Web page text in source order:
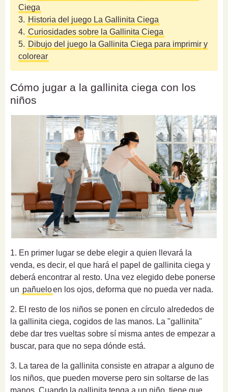
Ciega
3. Historia del juego La Gallinita Ciega
4. Curiosidades sobre la Gallinita Ciega
5. Dibujo del juego la Gallinita Ciega para imprimir y
colorear
Cómo jugar a la gallinita ciega con los
niños
1. En primer lugar se debe elegir a quien llevará la
venda, es decir, el que hará el papel de gallinita ciega y
deberá encontrar al resto. Una vez elegido debe ponerse
un pañueloen los ojos, deforma que no pueda ver nada.
2. El resto de los niños se ponen en círculo alrededos de
la gallinita ciega, cogidos de las manos. La "gallinita"
debe dar tres vueltas sobre sí misma antes de empezar a
buscar, para que no sepa dónde está.
3. La tarea de la gallinita consiste en atrapar a alguno de
los niños, que pueden moverse pero sin soltarse de las